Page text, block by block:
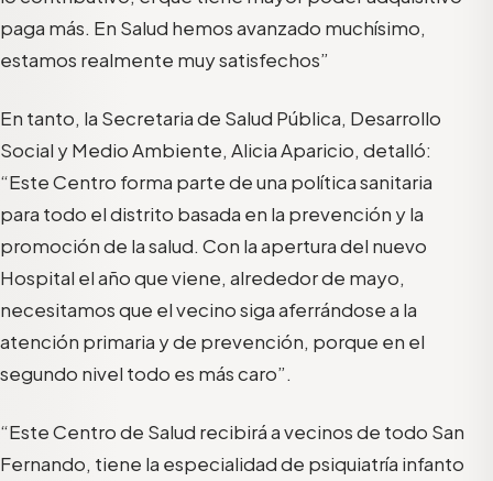
paga más. En Salud hemos avanzado muchísimo,
estamos realmente muy satisfechos”
En tanto, la Secretaria de Salud Pública, Desarrollo
Social y Medio Ambiente, Alicia Aparicio, detalló:
“Este Centro forma parte de una política sanitaria
para todo el distrito basada en la prevención y la
promoción de la salud. Con la apertura del nuevo
Hospital el año que viene, alrededor de mayo,
necesitamos que el vecino siga aferrándose a la
atención primaria y de prevención, porque en el
segundo nivel todo es más caro”.
“Este Centro de Salud recibirá a vecinos de todo San
Fernando, tiene la especialidad de psiquiatría infanto